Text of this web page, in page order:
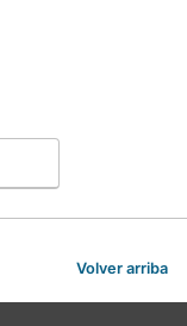
Volver arriba